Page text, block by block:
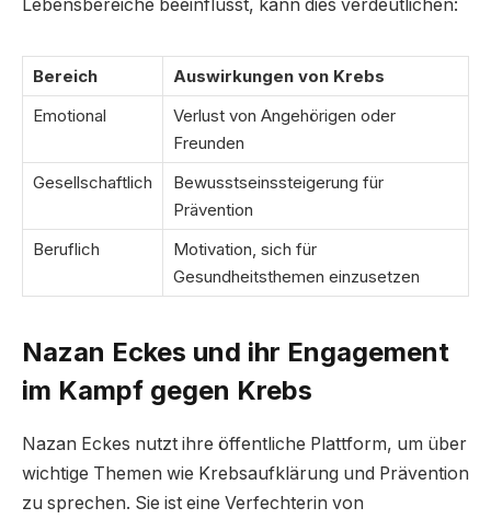
Lebensbereiche beeinflusst, kann dies verdeutlichen:
Bereich
Auswirkungen von Krebs
Emotional
Verlust von Angehörigen oder
Freunden
Gesellschaftlich
Bewusstseinssteigerung für
Prävention
Beruflich
Motivation, sich für
Gesundheitsthemen einzusetzen
Nazan Eckes und ihr Engagement
im Kampf gegen Krebs
Nazan Eckes nutzt ihre öffentliche Plattform, um über
wichtige Themen wie Krebsaufklärung und Prävention
zu sprechen. Sie ist eine Verfechterin von